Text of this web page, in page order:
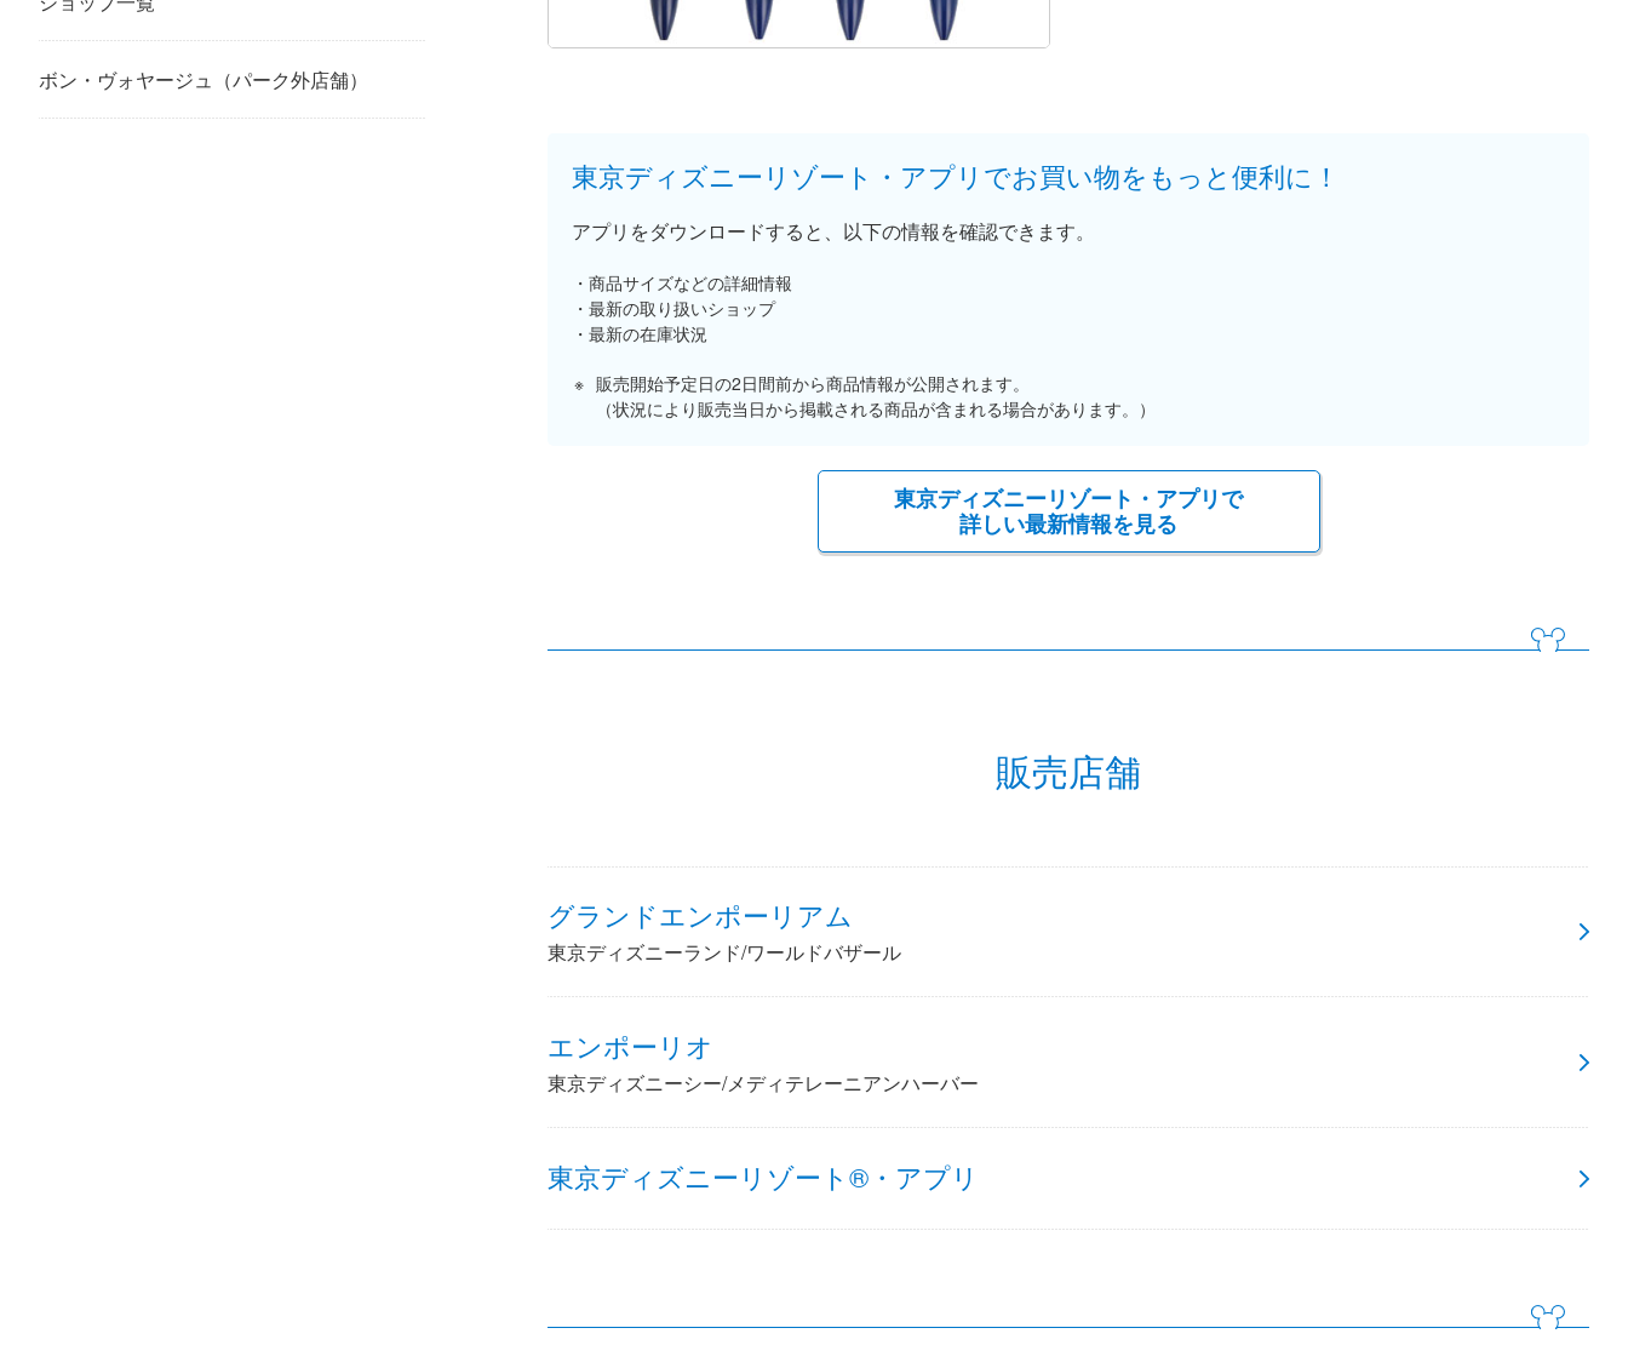
東京ディズニーリゾート・アプリでお買い物をもっと便利に！
アプリをダウンロードすると、以下の情報を確認できます。
商品サイズなどの詳細情報
最新の取り扱いショップ
最新の在庫状況
販売開始予定日の2日間前から商品情報が公開されます。
（状況により販売当日から掲載される商品が含まれる場合があります。）
東京ディズニーリゾート・アプリで
詳しい最新情報を見る
販売店舗
グランドエンポーリアム
東京ディズニーランド/ワールドバザール
エンポーリオ
東京ディズニーシー/メディテレーニアンハーバー
東京ディズニーリゾート®・アプリ
ボン・ヴォヤージュ（パーク外店舗）